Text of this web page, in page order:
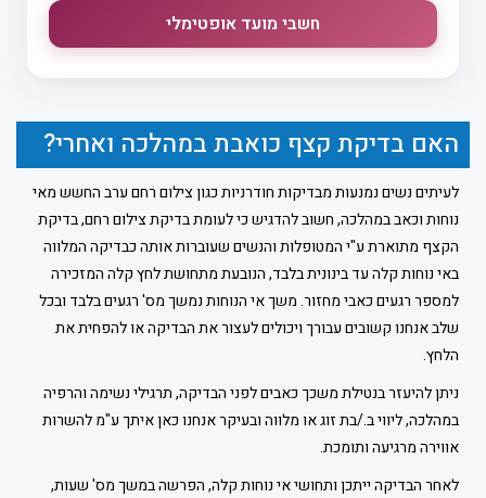
חשבי מועד אופטימלי
האם בדיקת קצף כואבת במהלכה ואחרי?
לעיתים נשים נמנעות מבדיקות חודרניות כגון צילום רחם ערב החשש מאי
נוחות וכאב במהלכה, חשוב להדגיש כי לעומת בדיקת צילום רחם, בדיקת
הקצף מתוארת ע"י המטופלות והנשים שעוברות אותה כבדיקה המלווה
באי נוחות קלה עד בינונית בלבד, הנובעת מתחושת לחץ קלה המזכירה
למספר רגעים כאבי מחזור. משך אי הנוחות נמשך מס' רגעים בלבד ובכל
שלב אנחנו קשובים עבורך ויכולים לעצור את הבדיקה או להפחית את
הלחץ.
ניתן להיעזר בנטילת משכך כאבים לפני הבדיקה, תרגילי נשימה והרפיה
במהלכה, ליווי ב./בת זוג או מלווה ובעיקר אנחנו כאן איתך ע"מ להשרות
אווירה מרגיעה ותומכת.
לאחר הבדיקה ייתכן ותחושי אי נוחות קלה, הפרשה במשך מס' שעות,